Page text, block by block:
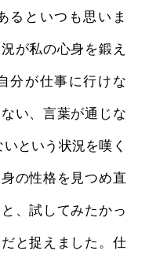
るといつも思いま
が私の心身を鍛え
分が仕事に行けな
い、言葉が通じな
という状況を嘆く
の性格を見つめ直
、試してみたかっ
と捉えました。仕